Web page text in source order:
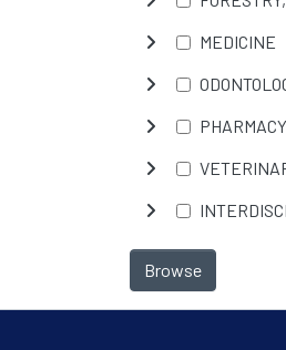
MEDICINE
PHARMACY
Browse